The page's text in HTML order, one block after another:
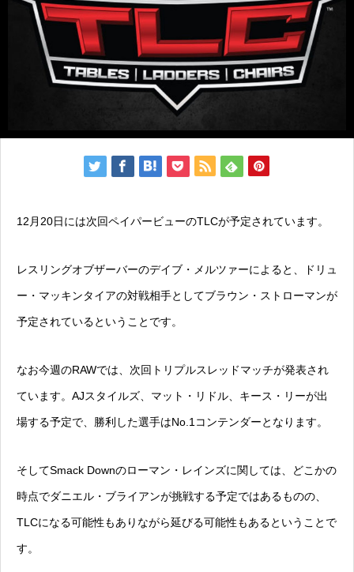
12月20日には次回ペイパービューのTLCが予定されています。
レスリングオブザーバーのデイブ・メルツァーによると、ドリュ
ー・マッキンタイアの対戦相手としてブラウン・ストローマンが
予定されているということです。
なお今週のRAWでは、次回トリプルスレッドマッチが発表され
ています。AJスタイルズ、マット・リドル、キース・リーが出
場する予定で、勝利した選手はNo.1コンテンダーとなります。
そしてSmack Downのローマン・レインズに関しては、どこかの
時点でダニエル・ブライアンが挑戦する予定ではあるものの、
TLCになる可能性もありながら延びる可能性もあるということで
す。